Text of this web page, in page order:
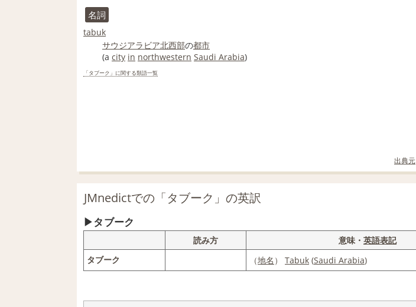
名詞
tabuk
サウジアラビア北西部の都市
(a city in northwestern Saudi Arabia)
「タブーク」に関する類語一覧
出典元
JMnedictでの「タブーク」の英訳
タブーク
読み方 意味・ 英語表記
タブーク
（地名 ） Tabuk (Saudi Arabia)